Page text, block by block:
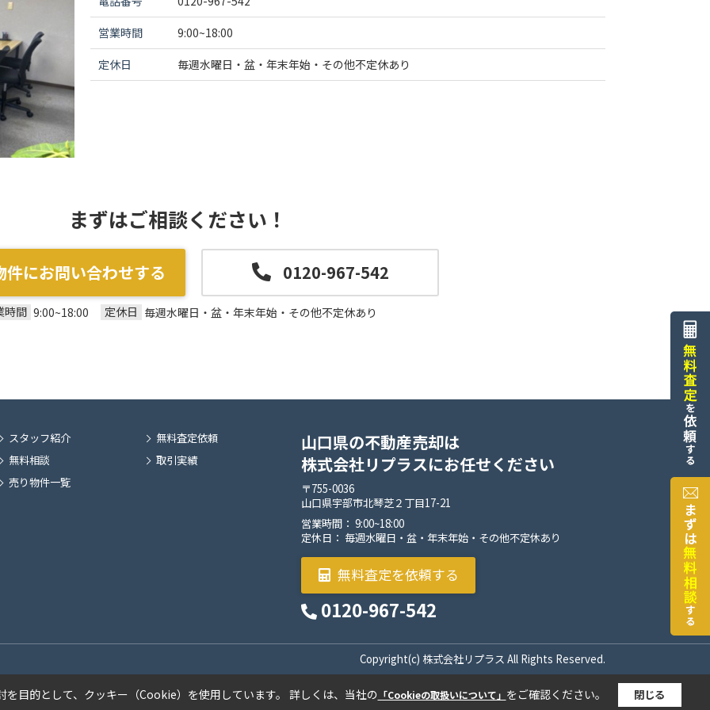
営業時間
9:00~18:00
定休日
毎週水曜日・盆・年末年始・その他不定休あり
まずはご相談ください！
件にお問い合わせする 0120-967-542
時間 9:00~18:00 定休日 毎週水曜日・盆・年末年始・その他不定休あり
スタッフ紹介
無料相談
売り物件一覧
無料査定依頼
取引実績
山口県の不動産売却は
株式会社リプラスにお任せください
〒755-0036
山口県宇部市北琴芝２丁目17-21
営業時間： 9:00~18:00
定休日： 毎週水曜日・盆・年末年始・その他不定休あり
無料査定を依頼する
0120-967-542
Copyright(c) 株式会社リプラス All Rights Reserved.
目的として、クッキー（Cookie）を使用しています。 詳しくは、当社の 「Cookieの取扱いについて」 をご確認ください。 閉じる